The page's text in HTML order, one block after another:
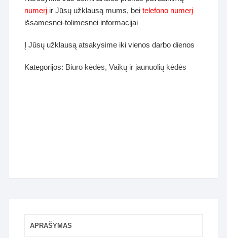
numerį ir Jūsų užklausą mums, beitelefono numerį
išsamesnei-tolimesnei informacijai
Į Jūsų užklausą atsakysime iki vienos darbo dienos
Kategorijos: Biuro kėdės,Vaikų ir jaunuolių kėdės
APRAŠYMAS